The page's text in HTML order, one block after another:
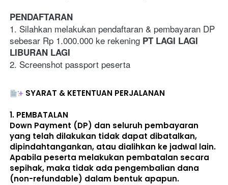
PENDAFTARAN
1. Silahkan melakukan pendaftaran & pembayaran DP
sebesar Rp 1.000.000 ke rekening PT LAGI LAGI
LIBURAN LAGI
2. Screenshot passport peserta
SYARAT & KETENTUAN PERJALANAN
1. PEMBATALAN
Down Payment (DP) dan seluruh pembayaran
yang telah dilakukan tidak dapat dibatalkan,
dipindahtangankan, atau dialihkan ke jadwal lain.
Apabila peserta melakukan pembatalan secara
sepihak, maka tidak ada pengembalian dana
(non-refundable) dalam bentuk apapun.